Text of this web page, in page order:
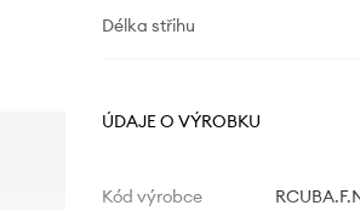
Délka střihu
ÚDAJE O VÝROBKU
Kód výrobce